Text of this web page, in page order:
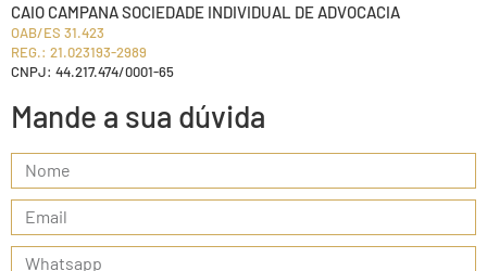
Mande a sua dúvida
CAIO CAMPANA SOCIEDADE INDIVIDUAL DE ADVOCACIA
OAB/ES 31.423
REG.: 21.023193-2989
CNPJ: 44.217.474/0001-65